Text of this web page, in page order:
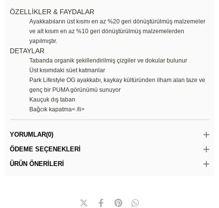
ÖZELLİKLER & FAYDALAR
Ayakkabıların üst kısmı en az %20 geri dönüştürülmüş malzemeler
ve alt kısım en az %10 geri dönüştürülmüş malzemelerden
yapılmıştır.
DETAYLAR
Tabanda organik şekillendirilmiş çizgiler ve dokular bulunur
Üst kısımdaki süet katmanlar
Park Lifestyle OG ayakkabı, kaykay kültüründen ilham alan taze ve
genç bir PUMA görünümü sunuyor
Kauçuk dış taban
Bağcık kapatma< /li>
YORUMLAR(0)
ÖDEME SEÇENEKLERI
ÜRÜN ÖNERILERI